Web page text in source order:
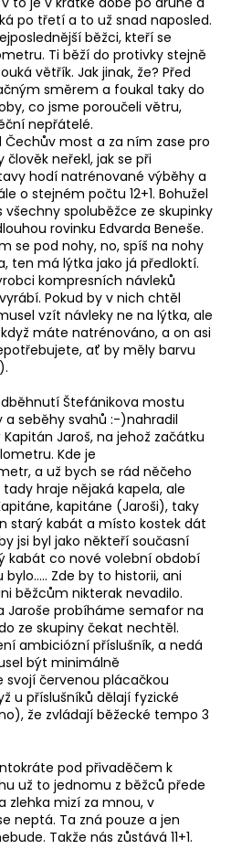
po třetí a to už snad naposled.
běžci, kteří se
Ti běží do protivky stejně
větřík. Jak jinak, že? Před
směrem a foukal taky do
co jsme poroučeli větru,
nepřátelé.
Čechův most a za ním zase pro
neřekl, jak se při
hodí natrénované výběhy a
o stejném počtu 12+1. Bohužel
spoluběžce ze skupinky
rovinku Edvarda Beneše.
se pod nohy, no, spíš na nohy
ten má lýtka jako já předloktí.
kompresních návleků
Pokud by v nich chtěl
vzít návleky ne na lýtka, ale
máte natrénováno, a on asi
ať by měly barvu
Štefánikova mostu
seběhy svahů :-)nahradil
Jaroš, na jehož začátku
Kde je
a už bych se rád něčeho
hraje nějaká kapela, ale
kapitáne (Jaroši), taky
starý kabát a místo kostek dát
jsi byl jako někteří současní
kabát co nové volební období
Zde by to historii, ani
běžcům nikterak nevadilo.
Jaroše probíháme semafor na
ze skupiny čekat nechtěl.
ambiciózní příslušník, a nedá
být minimálně
svojí červenou plácačkou
u příslušníků dělají fyzické
že zvládají běžecké tempo 3
pod přivaděčem k
už to jednomu z běžců přede
mizí za mnou, v
neptá. Ta zná pouze a jen
Takže nás zůstává 11+1.